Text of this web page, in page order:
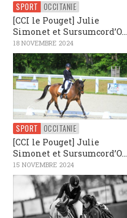
SPORT OCCITANIE
[CCI le Pouget] Julie
Simonet et Sursumcord’O...
18 NOVEMBRE 2024
SPORT OCCITANIE
[CCI le Pouget] Julie
Simonet et Sursumcord’O...
15 NOVEMBRE 2024